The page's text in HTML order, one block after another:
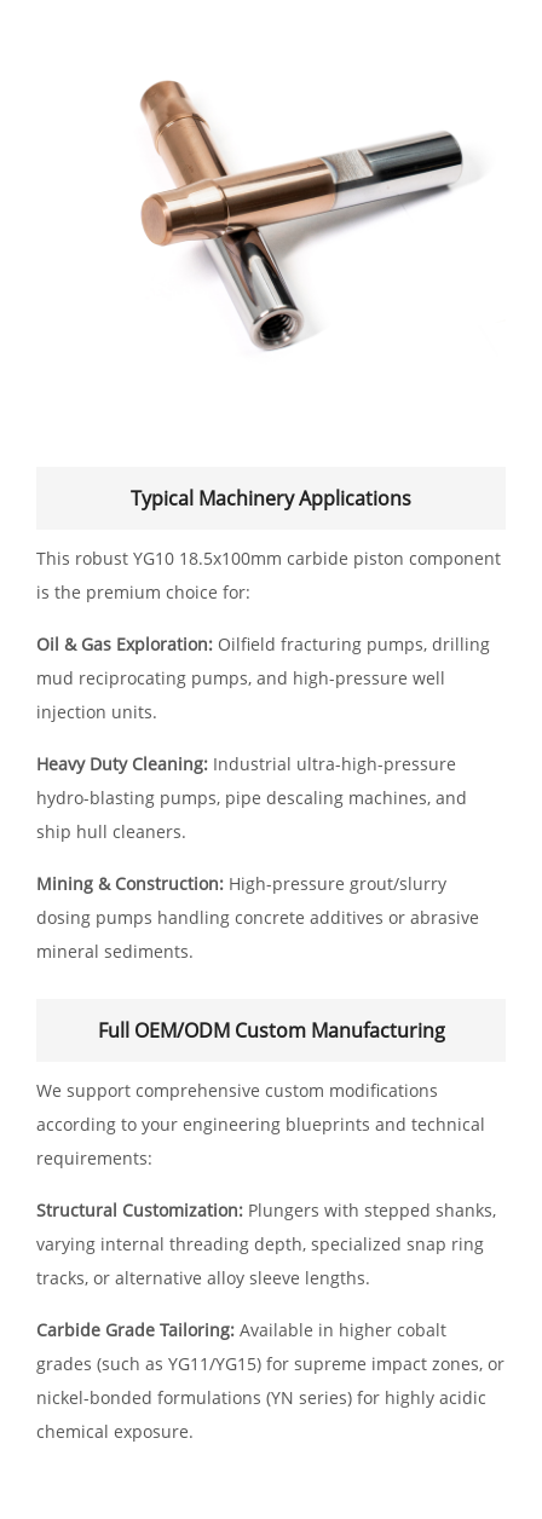
Typical Machinery Applications
This robust YG10 18.5x100mm carbide piston component
is the premium choice for:
Oil & Gas Exploration: Oilfield fracturing pumps, drilling
mud reciprocating pumps, and high-pressure well
injection units.
Heavy Duty Cleaning: Industrial ultra-high-pressure
hydro-blasting pumps, pipe descaling machines, and
ship hull cleaners.
Mining & Construction: High-pressure grout/slurry
dosing pumps handling concrete additives or abrasive
mineral sediments.
Full OEM/ODM Custom Manufacturing
We support comprehensive custom modifications
according to your engineering blueprints and technical
requirements:
Structural Customization: Plungers with stepped shanks,
varying internal threading depth, specialized snap ring
tracks, or alternative alloy sleeve lengths.
Carbide Grade Tailoring: Available in higher cobalt
grades (such as YG11/YG15) for supreme impact zones, or
nickel-bonded formulations (YN series) for highly acidic
chemical exposure.